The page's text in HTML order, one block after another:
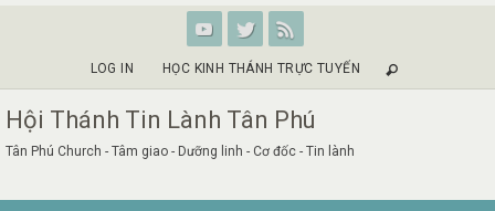
LOG IN HỌC KINH THÁNH TRỰC TUYẾN
Hội Thánh Tin Lành Tân Phú
Tân Phú Church - Tâm giao - Dưỡng linh - Cơ đốc - Tin lành